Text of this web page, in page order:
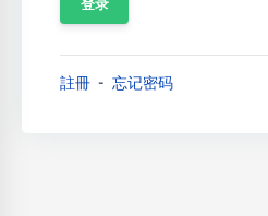
註冊 忘记密码